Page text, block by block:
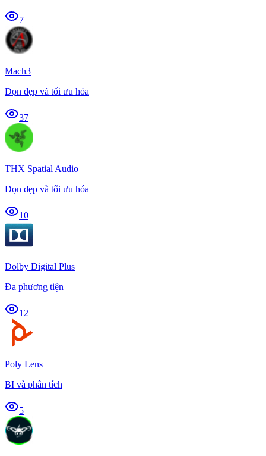
7
Mach3
Dọn dẹp và tối ưu hóa
37
THX Spatial Audio
Dọn dẹp và tối ưu hóa
10
Dolby Digital Plus
Đa phương tiện
12
Poly Lens
BI và phân tích
5